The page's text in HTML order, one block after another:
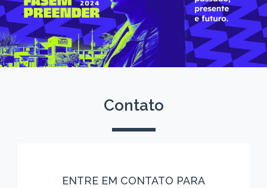
Contato
ENTRE EM CONTATO PARA